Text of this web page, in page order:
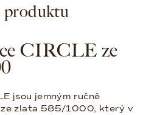
produktu
CIRCLE ze
jsou jemným ručně
ze zlata 585/1000, který v